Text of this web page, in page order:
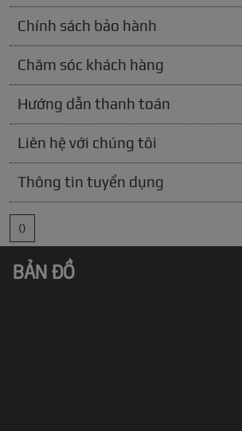
Chính sách bảo hành
Chăm sóc khách hàng
Hướng dẫn thanh toán
Liên hệ với chúng tôi
Thông tin tuyển dụng
()
BẢN ĐỒ